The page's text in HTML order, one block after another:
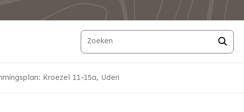
Kroezel 11-15a, Uden